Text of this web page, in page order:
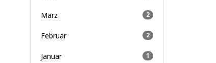
März 2
Februar 2
Januar 1